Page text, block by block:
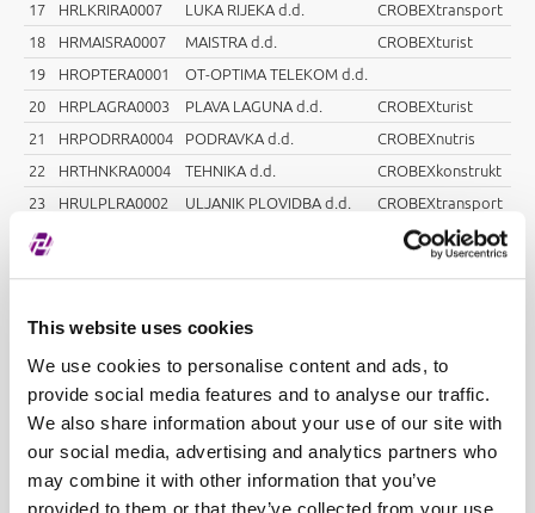
This website uses cookies
We use cookies to personalise content and ads, to
provide social media features and to analyse our traffic.
We also share information about your use of our site with
our social media, advertising and analytics partners who
may combine it with other information that you’ve
provided to them or that they’ve collected from your use
17
HRLKRIRA0007 LUKA RIJEKA d.d.
CROBEXtransport
18
HRMAISRA0007 MAISTRA d.d.
CROBEXturist
19
HROPTERA0001
OT-OPTIMA TELEKOM d.d.
20
HRPLAGRA0003 PLAVA LAGUNA d.d.
CROBEXturist
21
HRPODRRA0004 PODRAVKA d.d.
CROBEXnutris
22
HRTHNKRA0004 TEHNIKA d.d.
CROBEXkonstrukt
23
HRULPLRA0002 ULJANIK PLOVIDBA d.d.
CROBEXtransport
24
CROBEXturist
26 HRZABARA0009 Zagrebačka banka d.d.
CROBEXindustrija
AD PLASTIK d.d.
HRDDJHRA0007
ĐURO ĐAKOVIC GRUPA d.d.